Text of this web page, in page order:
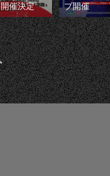
催決定
ブ開催